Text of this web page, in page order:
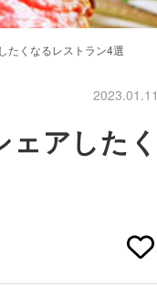
たくなるレストラン4選
2023.01.11
アしたく